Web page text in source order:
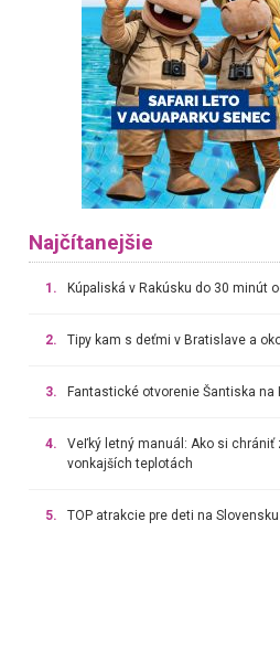
Najčítanejšie
1. Kúpaliská v Rakúsku do 30 minút
2. Tipy kam s deťmi v Bratislave a
3. Fantastické otvorenie Šantiska na
4.
Veľký letný manuál: Ako si chrániť
vonkajších teplotách
5. TOP atrakcie pre deti na Slovensku